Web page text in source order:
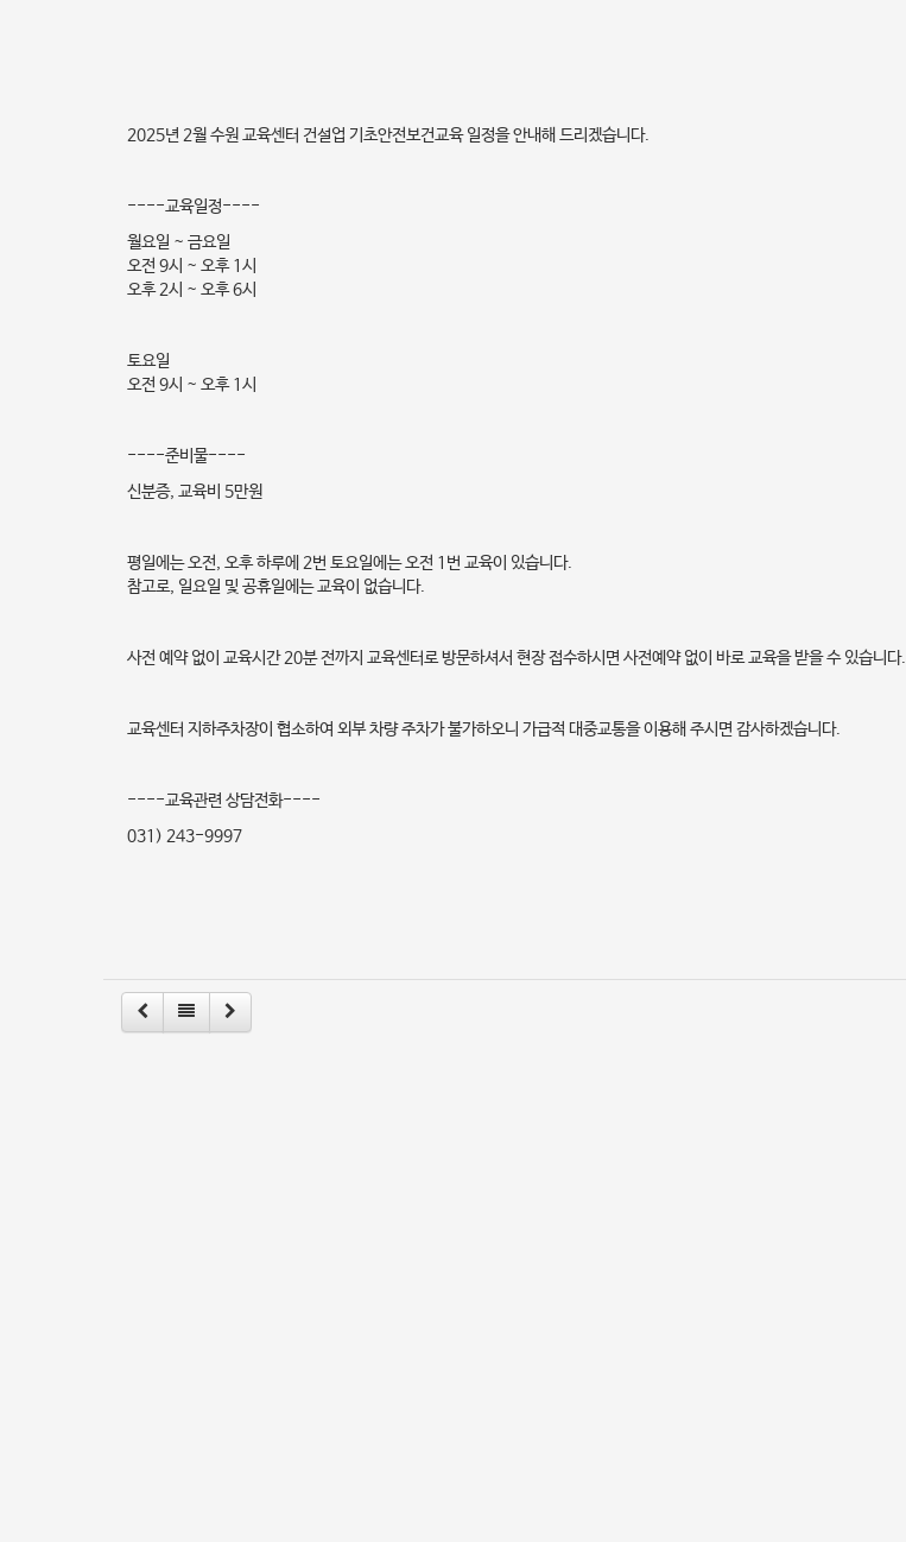
2025년 2월 수원 교육센터 건설업 기초안전보건교육 일정을 안내해 드리겠습니다.
----교육일정----
월요일 ~ 금요일
오전 9시 ~ 오후 1시
오후 2시 ~ 오후 6시
토요일
오전 9시 ~ 오후 1시
----준비물----
신분증, 교육비 5만원
평일에는 오전, 오후 하루에 2번 토요일에는 오전 1번 교육이 있습니다.
참고로, 일요일 및 공휴일에는 교육이 없습니다.
사전 예약 없이 교육시간 20분 전까지 교육센터로 방문하셔서 현장 접수하시면 사전예약 없이 바로 교육을 받을 수 있습니다.
교육센터 지하주차장이 협소하여 외부 차량 주차가 불가하오니 가급적 대중교통을 이용해 주시면 감사하겠습니다.
----교육관련 상담전화----
031) 243-9997